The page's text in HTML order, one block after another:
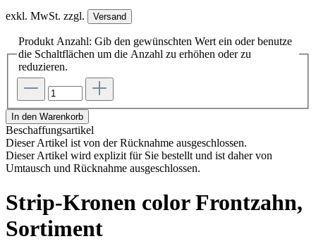
exkl. MwSt. zzgl. Versand
Produkt Anzahl: Gib den gewünschten Wert ein oder benutze
die Schaltflächen um die Anzahl zu erhöhen oder zu
reduzieren.
In den Warenkorb
Beschaffungsartikel
Dieser Artikel ist von der Rücknahme ausgeschlossen.
Dieser Artikel wird explizit für Sie bestellt und ist daher von
Umtausch und Rücknahme ausgeschlossen.
Strip-Kronen color Frontzahn,
Sortiment